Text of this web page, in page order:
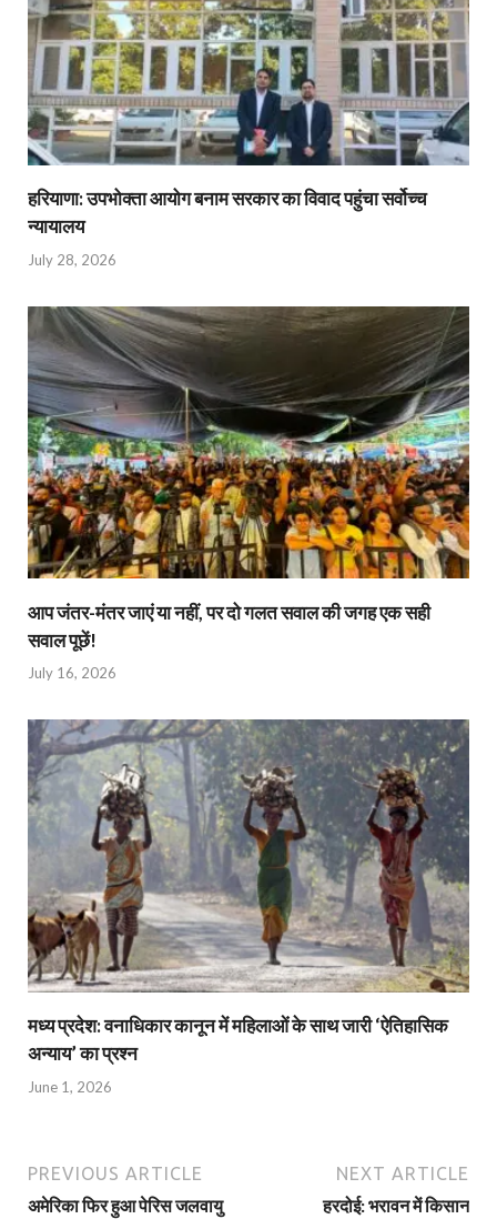
हरियाणा: उपभोक्ता आयोग बनाम सरकार का विवाद पहुंचा सर्वोच्च
न्यायालय
July 28, 2026
आप जंतर-मंतर जाएं या नहीं, पर दो गलत सवाल की जगह एक सही
सवाल पूछें!
July 16, 2026
मध्य प्रदेश: वनाधिकार कानून में महिलाओं के साथ जारी ‘ऐतिहासिक
अन्याय’ का प्रश्न
June 1, 2026
PREVIOUS ARTICLE
अमेरिका फिर हुआ पेरिस जलवायु
NEXT ARTICLE
हरदोई: भरावन में किसान